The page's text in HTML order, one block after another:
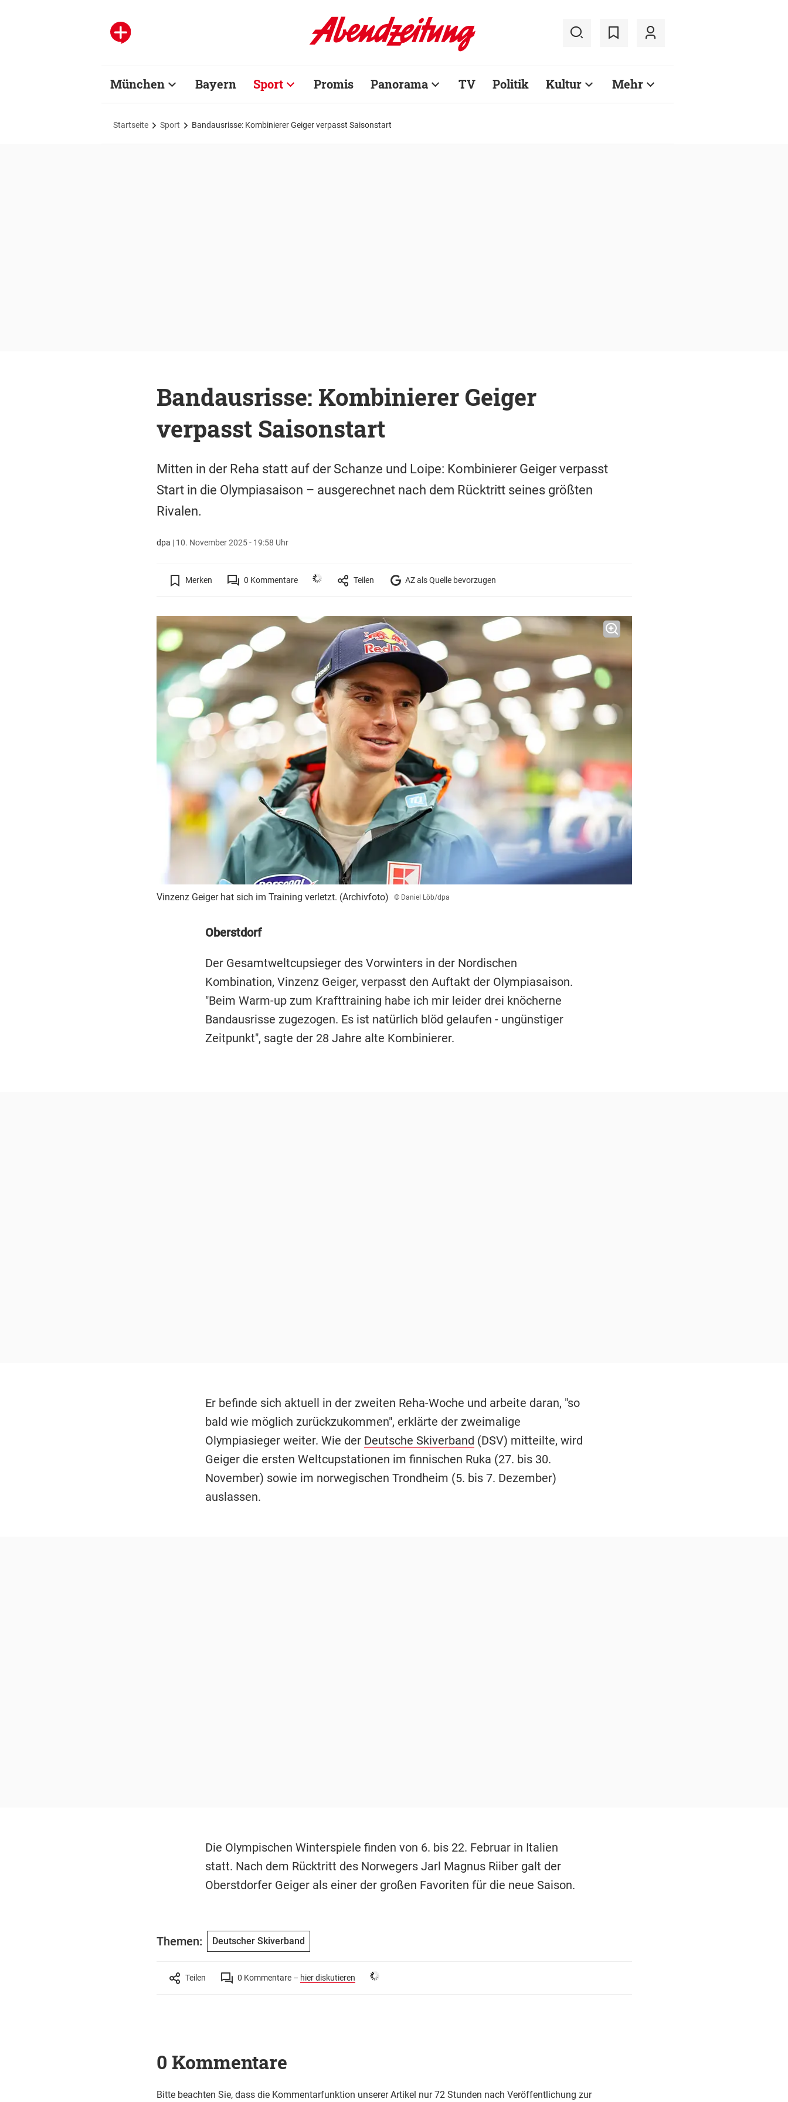
München Bayern Sport Promis Panorama TV Politik Kultur Mehr
Startseite Sport Bandausrisse: Kombinierer Geiger verpasst Saisonstart
Bandausrisse: Kombinierer Geiger
verpasst Saisonstart
Mitten in der Reha statt auf der Schanze und Loipe: Kombinierer Geiger verpasst
Start in die Olympiasaison – ausgerechnet nach dem Rücktritt seines größten
Rivalen.
dpa | 10. November 2025 - 19:58 Uhr
Merken 0 Kommentare Teilen AZ als Quelle bevorzugen
Vinzenz Geiger hat sich im Training verletzt. (Archivfoto) © Daniel Löb/dpa
Oberstdorf
Der Gesamtweltcupsieger des Vorwinters in der Nordischen
Kombination, Vinzenz Geiger, verpasst den Auftakt der Olympiasaison.
"Beim Warm-up zum Krafttraining habe ich mir leider drei knöcherne
Bandausrisse zugezogen. Es ist natürlich blöd gelaufen - ungünstiger
Zeitpunkt", sagte der 28 Jahre alte Kombinierer.
Er befinde sich aktuell in der zweiten Reha-Woche und arbeite daran, "so
bald wie möglich zurückzukommen", erklärte der zweimalige
Olympiasieger weiter. Wie der Deutsche Skiverband (DSV) mitteilte, wird
Geiger die ersten Weltcupstationen im finnischen Ruka (27. bis 30.
November) sowie im norwegischen Trondheim (5. bis 7. Dezember)
auslassen.
Die Olympischen Winterspiele finden von 6. bis 22. Februar in Italien
statt. Nach dem Rücktritt des Norwegers Jarl Magnus Riiber galt der
Oberstdorfer Geiger als einer der großen Favoriten für die neue Saison.
Themen: Deutscher Skiverband
Teilen 0 Kommentare – hier diskutieren
0 Kommentare
Bitte beachten Sie, dass die Kommentarfunktion unserer Artikel nur 72 Stunden nach Veröffentlichung zur